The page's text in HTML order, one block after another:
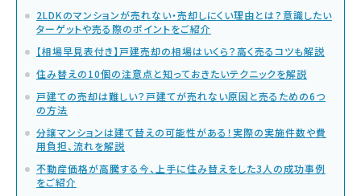
2LDKのマンションが売れない・売却しにくい理由とは？意識したい
ターゲットや売る際のポイントをご紹介
【相場早見表付き】戸建売却の相場はいくら？高く売るコツも解説
住み替えの10個の注意点と知っておきたいテクニックを解説
戸建ての売却は難しい？戸建てが売れない原因と売るための6つ
の方法
分譲マンションは建て替えの可能性がある！実際の実施件数や費
用負担、流れを解説
不動産価格が高騰する今、上手に住み替えをした3人の成功事例
をご紹介